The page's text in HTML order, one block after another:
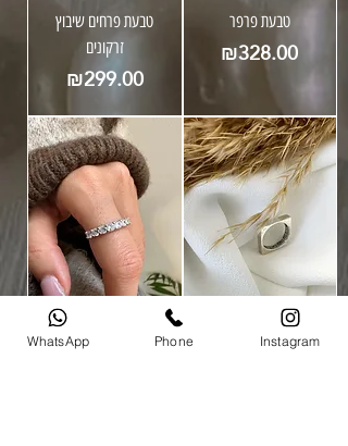
טבעת פרפר
מחיר
₪328.00
טבעת פרחים שיבוץ
זרקונים
מחיר
₪299.00
טבעת מרובעת רבי
טבעת זרקונים
WhatsApp Phone Instagram